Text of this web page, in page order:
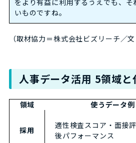
をより有益に利用するうえでも、
いものですね。
（取材協力＝株式会社ビズリーチ／
人事データ活用 5領域と
領域 使うデータ例
採用
適性検査スコア・面接
後パフォーマンス